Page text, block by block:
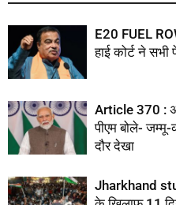
E20 FUEL
हाई कोर्ट ने
Article 370 :
पीएम बोले-
दौर देखा
Jharkhand